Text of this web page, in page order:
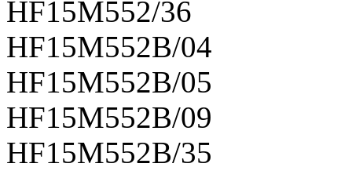
HF15M552/36
HF15M552B/04
HF15M552B/05
HF15M552B/09
HF15M552B/35